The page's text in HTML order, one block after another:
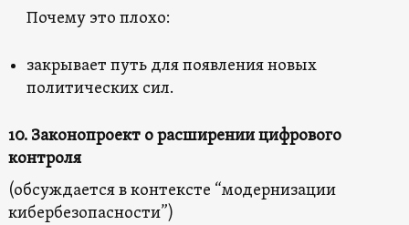
Почему это плохо:
закрывает путь для появления новых
политических сил.
10. Законопроект о расширении цифрового
контроля
(обсуждается в контексте “модернизации
кибербезопасности”)